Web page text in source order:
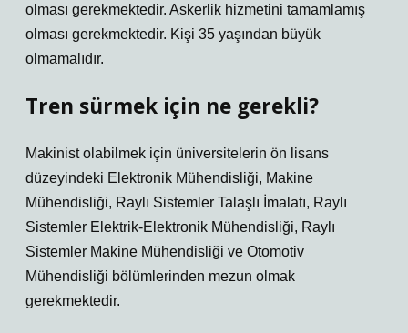
olması gerekmektedir. Askerlik hizmetini tamamlamış
olması gerekmektedir. Kişi 35 yaşından büyük
olmamalıdır.
Tren sürmek için ne gerekli?
Makinist olabilmek için üniversitelerin ön lisans
düzeyindeki Elektronik Mühendisliği, Makine
Mühendisliği, Raylı Sistemler Talaşlı İmalatı, Raylı
Sistemler Elektrik-Elektronik Mühendisliği, Raylı
Sistemler Makine Mühendisliği ve Otomotiv
Mühendisliği bölümlerinden mezun olmak
gerekmektedir.